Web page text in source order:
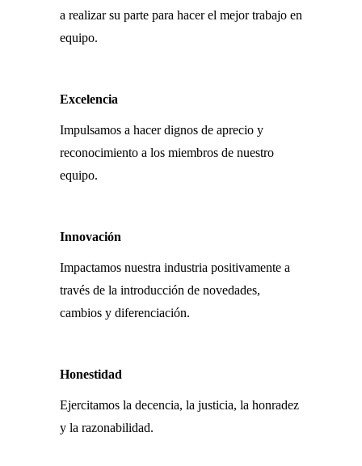
a realizar su parte para hacer el mejor trabajo en
equipo.
Excelencia
Impulsamos a hacer dignos de aprecio y
reconocimiento a los miembros de nuestro
equipo.
Innovación
Impactamos nuestra industria positivamente a
través de la introducción de novedades,
cambios y diferenciación.
Honestidad
Ejercitamos la decencia, la justicia, la honradez
y la razonabilidad.